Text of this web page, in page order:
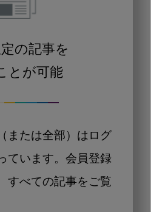
の記事を
とが可能
または全部）はログ
ています。会員登録
すべての記事をご覧